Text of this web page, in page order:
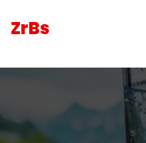
ZrBs